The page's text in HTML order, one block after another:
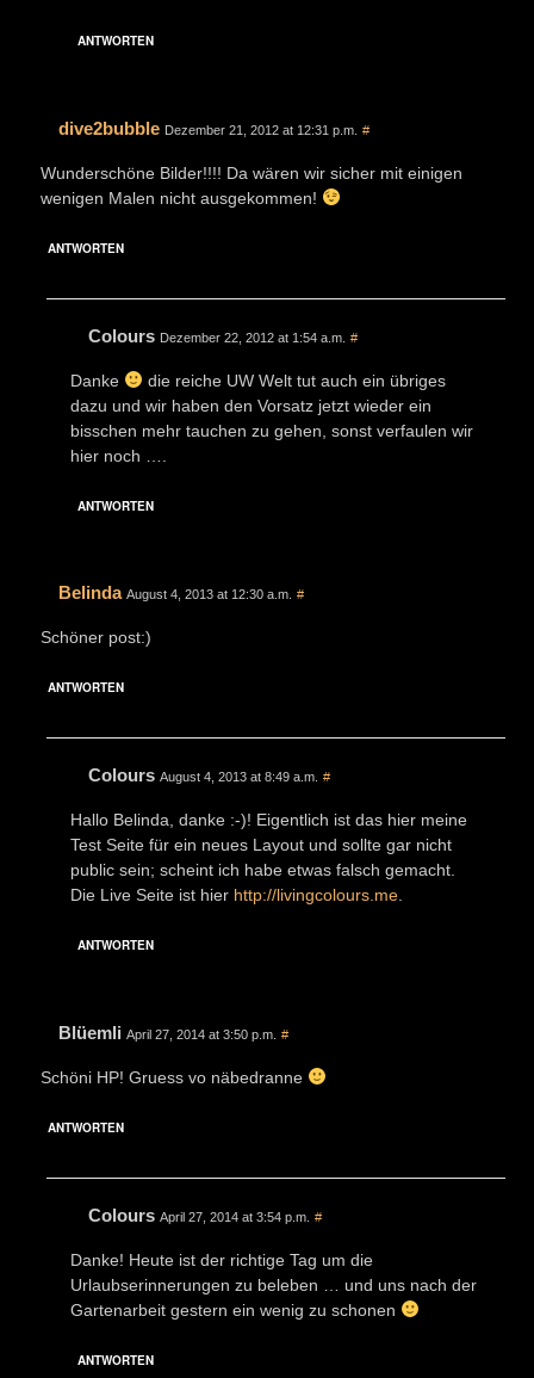
ANTWORTEN
dive2bubble Dezember 21, 2012 at 12:31 p.m. #
Wunderschöne Bilder!!!! Da wären wir sicher mit einigen
wenigen Malen nicht ausgekommen!
ANTWORTEN
Colours Dezember 22, 2012 at 1:54 a.m. #
Danke
die reiche UW Welt tut auch ein übriges
dazu und wir haben den Vorsatz jetzt wieder ein
bisschen mehr tauchen zu gehen, sonst verfaulen wir
hier noch ….
ANTWORTEN
Belinda August 4, 2013 at 12:30 a.m. #
Schöner post:)
ANTWORTEN
Colours August 4, 2013 at 8:49 a.m. #
Hallo Belinda, danke :-)! Eigentlich ist das hier meine
Test Seite für ein neues Layout und sollte gar nicht
public sein; scheint ich habe etwas falsch gemacht.
Die Live Seite ist hier http://livingcolours.me
ANTWORTEN
Blüemli April 27, 2014 at 3:50 p.m. #
Schöni HP! Gruess vo näbedranne
ANTWORTEN
Colours April 27, 2014 at 3:54 p.m. #
Danke! Heute ist der richtige Tag um die
Urlaubserinnerungen zu beleben … und uns nach der
Gartenarbeit gestern ein wenig zu schonen
ANTWORTEN